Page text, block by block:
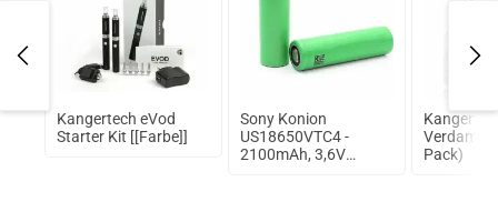
Kangertech eVod
Starter Kit [[Farbe]]
Sony Konion
US18650VTC4 -
2100mAh, 3,6V
Pack)